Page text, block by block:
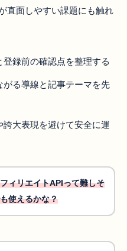
直面しやすい課題にも触れ
録前の確認点を整理する
る導線と記事テーマを先
大表現を避けて安全に運
ィリエイトAPIって難しそ
使えるかな？